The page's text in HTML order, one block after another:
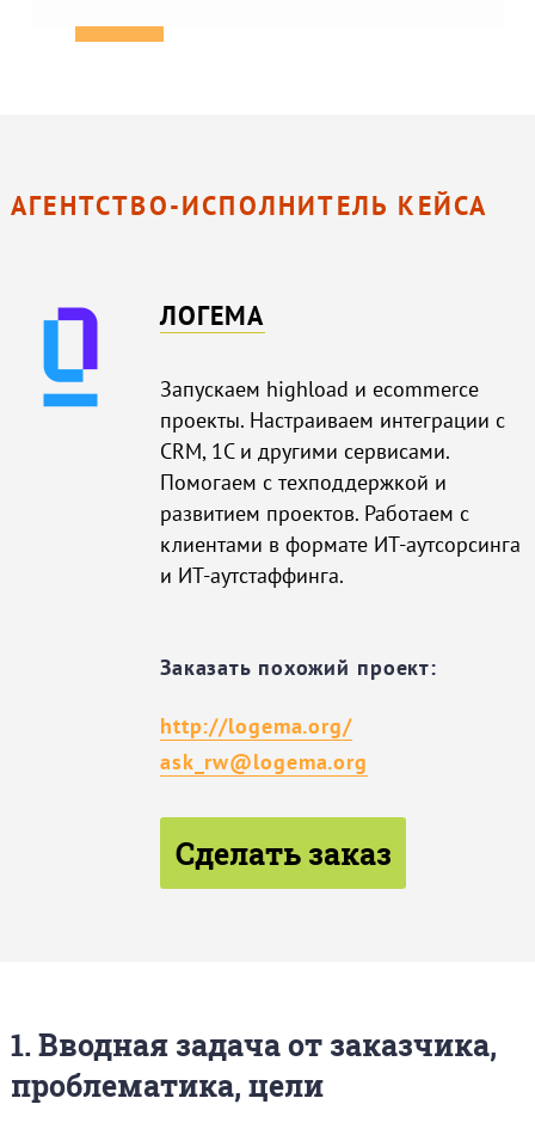
АГЕНТСТВО-ИСПОЛНИТЕЛЬ КЕЙСА
ЛОГЕМА
Запускаем highload и ecommerce
проекты. Настраиваем интеграции с
CRM, 1С и другими сервисами.
Помогаем с техподдержкой и
развитием проектов. Работаем с
клиентами в формате ИТ-аутсорсинга
и ИТ-аутстаффинга.
Заказать похожий проект:
http://logema.org/
ask_rw@logema.org
Сделать заказ
1. Вводная задача от заказчика,
проблематика, цели